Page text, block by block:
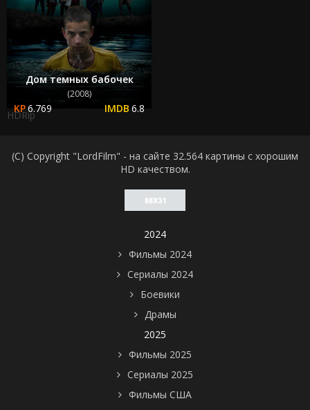
Дом темных бабочек
(2008)
6.769 6.8
HDRip
(C) Copyright "LordFilm" - на сайте 32.564 картины с хорошим
HD качеством.
2024
Фильмы 2024
Сериалы 2024
Боевики
Драмы
2025
Фильмы 2025
Сериалы 2025
Фильмы США